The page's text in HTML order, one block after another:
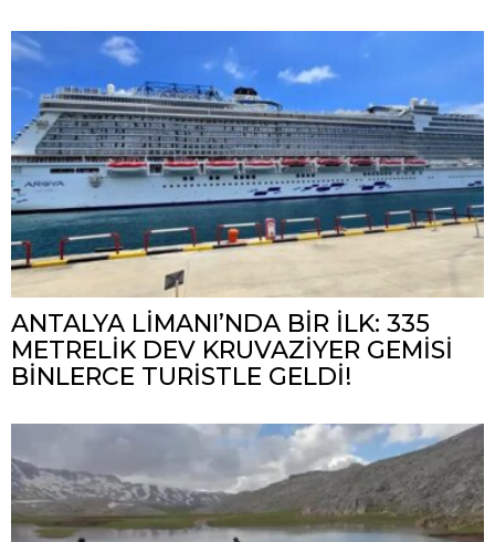
ANTALYA LİMANI’NDA BİR İLK: 335
METRELİK DEV KRUVAZİYER GEMİSİ
BİNLERCE TURİSTLE GELDİ!